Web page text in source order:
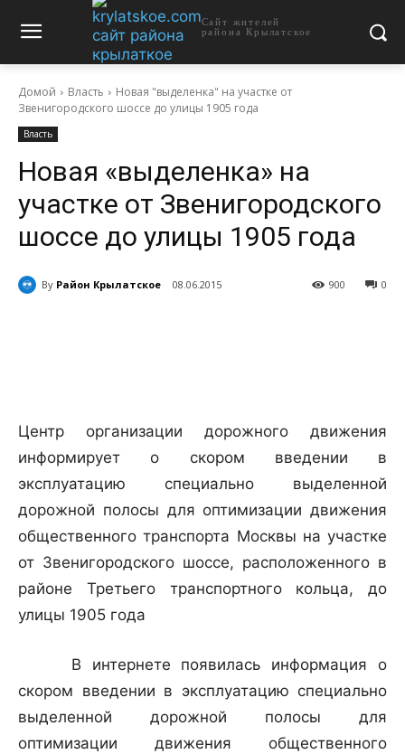
Сайт жителей
района Крылатское
Домой Власть
Новая "выделенка" на участке от
Звенигородского шоссе до улицы 1905 года
Власть
Новая «выделенка» на
участке от Звенигородского
шоссе до улицы 1905 года
By Район Крылатское 08.06.2015 0
900
Центр организации дорожного движения
информирует о скором введении в
эксплуатацию специально выделенной
дорожной полосы для оптимизации движения
общественного транспорта Москвы на участке
от Звенигородского шоссе, расположенного в
районе Третьего транспортного кольца, до
улицы 1905 года
В интернете появилась информация о
скором введении в эксплуатацию специально
выделенной дорожной полосы для
оптимизации движения общественного